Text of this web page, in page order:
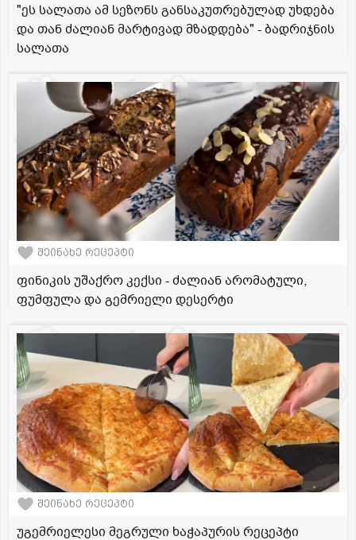
"ეს სალათა ამ სეზონს განსაკუთრებულად უხდება
და თან ძალიან მარტივად მზადდება" - ბადრიჯნის
სალათა
შეინახე რეცეპტი
ფინიკის უშაქრო კექსი - ძალიან არომატული,
ფუმფულა და გემრიელი დესერტი
შეინახე რეცეპტი
უგემრიელესი მეგრული ხაჭაპურის რეცეპტი